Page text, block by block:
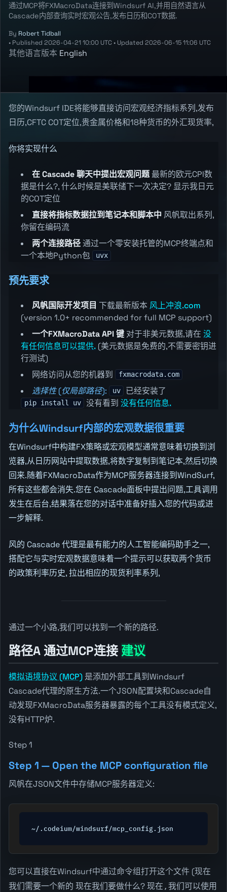
通过MCP将FXMacroData连接到Windsurf AI,并用自然语言从
Cascade内部查询实时宏观公告,发布日历和COT数据.
By Robert Tidball
• Published 2026-04-21 10:00 UTC • Updated 2026-06-15 11:06 UTC
其他语言版本 English
您的Windsurf IDE将能够直接访问宏观经济指标系列,发布
日历,CFTC COT定位,贵金属价格和18种货币的外汇现货率,
你将实现什么
在 Cascade 聊天中提出宏观问题最新的欧元CPI数
据是什么?, 什么时候是美联储下一次决定? 显示我日元
的COT定位
直接将指标数据拉到笔记本和脚本中 风帆取出系列,
你留在编码流
两个连接路径通过一个零安装托管的MCP终端点和
一个本地Python包
uvx
预先要求
风帆国际开发项目 下载最新版本 风上冲浪.com
(version 1.0+ recommended for full MCP support)
一个FXMacroData API 键 对于非美元数据,请在 没
有任何信息可以提供. (美元数据是免费的,不需要密钥进
行测试)
网络访问从您的机器到
fxmacrodata.com
选择性 (仅局部路径): uv 已经安装了
pip install uv 没有看到没有任何信息.
为什么Windsurf内部的宏观数据很重要
在Windsurf中构建FX策略或宏观模型通常意味着切换到浏
览器,从日历网站中提取数据,将数字复制到笔记本,然后切换
回来.随着FXMacroData作为MCP服务器连接到WindSurf,
所有这些都会消失.您在 Cascade面板中提出问题,工具调用
发生在后台,结果落在您的对话中准备好插入您的代码或进
一步解释.
风的 Cascade 代理是最有能力的人工智能编码助手之一,
搭配它与实时宏观数据意味着一个提示可以获取两个货币
的政策利率历史, 拉出相应的现货利率系列,
通过一个小路,我们可以找到一个新的路径.
路径A 通过MCP连接 建议
模拟语境协议 (MCP) 是添加外部工具到Windsurf
Cascade代理的原生方法.一个JSON配置块和Cascade自
动发现FXMacroData服务器暴露的每个工具没有模式定义,
没有HTTP炉.
Step 1
Step 1 — Open the MCP configuration file
风帆在JSON文件中存储MCP服务器定义:
~/.codeium/windsurf/mcp_config.json
您可以直接在Windsurf中通过命令组打开这个文件 (现在
我们需要一个新的 现在我们要做什么? 现在,我们可以使用